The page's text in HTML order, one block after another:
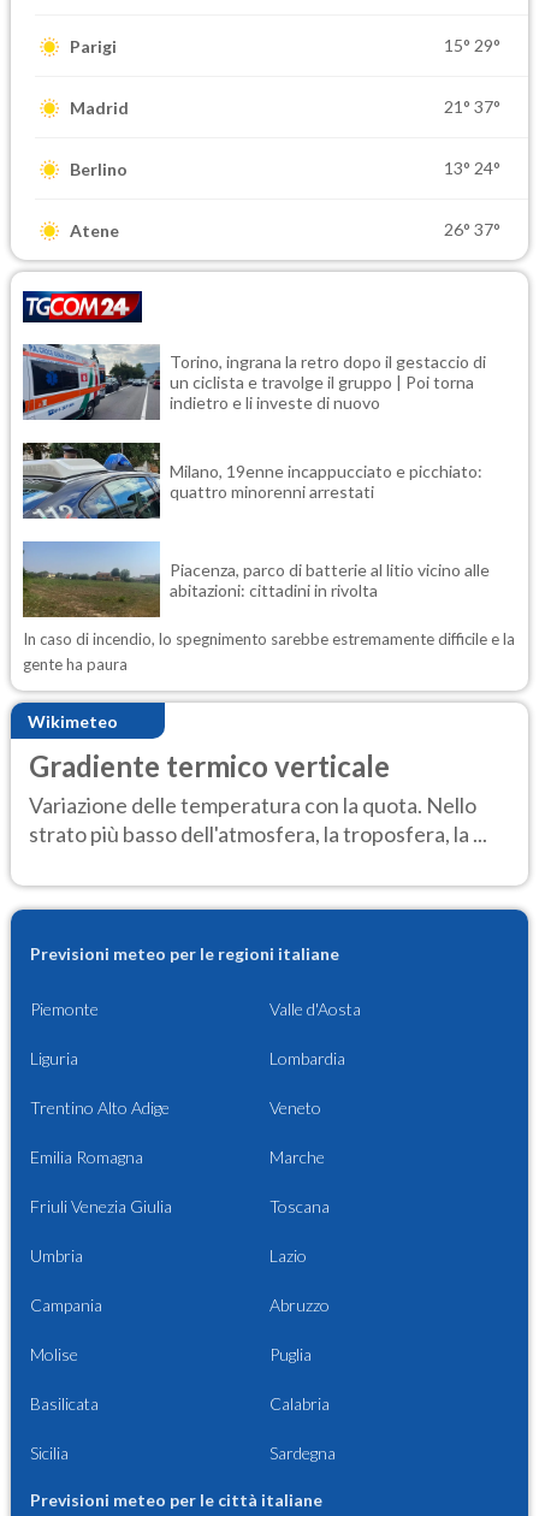
Parigi 15° 29°
Madrid 21° 37°
Berlino 13° 24°
Atene 26° 37°
Torino, ingrana la retro dopo il gestaccio di
un ciclista e travolge il gruppo | Poi torna
indietro e li investe di nuovo
Milano, 19enne incappucciato e picchiato:
quattro minorenni arrestati
Piacenza, parco di batterie al litio vicino alle
abitazioni: cittadini in rivolta
In caso di incendio, lo spegnimento sarebbe estremamente difficile e la
gente ha paura
Wikimeteo
Gradiente termico verticale
Variazione delle temperatura con la quota. Nello
strato più basso dell'atmosfera, la troposfera, la ...
Previsioni meteo per le regioni italiane
Piemonte Valle d'Aosta
Liguria Lombardia
Trentino Alto Adige Veneto
Emilia Romagna Marche
Friuli Venezia Giulia Toscana
Umbria Lazio
Campania Abruzzo
Molise Puglia
Basilicata Calabria
Sicilia Sardegna
Previsioni meteo per le città italiane